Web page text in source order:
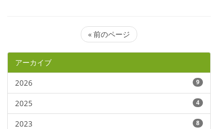
« 前のページ
アーカイブ
2026 9
2025 4
2023 8